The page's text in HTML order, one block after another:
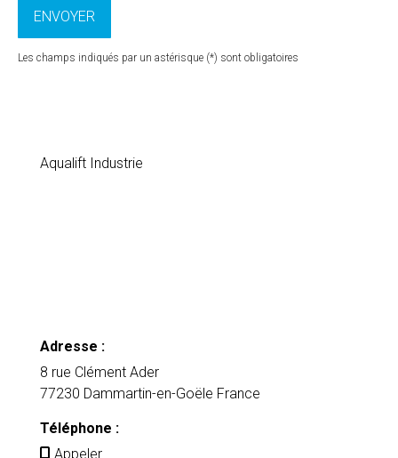
Les champs indiqués par un astérisque (*) sont obligatoires
Aqualift Industrie
Adresse :
8 rue Clément Ader
77230 Dammartin-en-Goële France
Téléphone :
Appeler